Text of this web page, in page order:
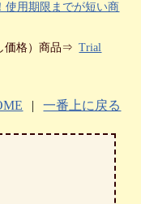
使用期限までが短い商
価格）商品⇒ Trial
| 一番上に戻る